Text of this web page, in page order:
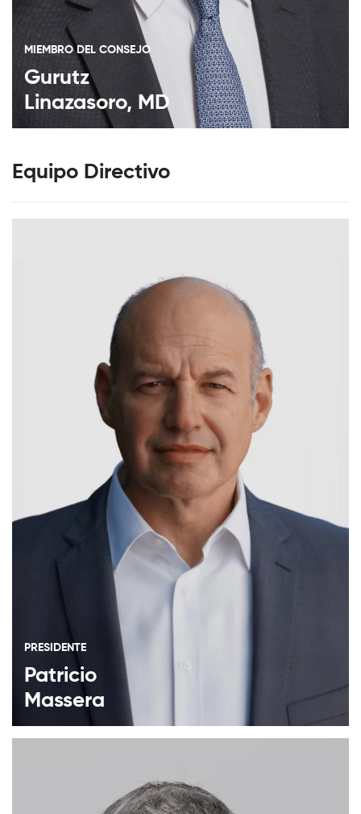
MIEMBRO DEL CONSEJO
Gurutz
Linazasoro, MD
Equipo Directivo
PRESIDENTE
Patricio
Massera